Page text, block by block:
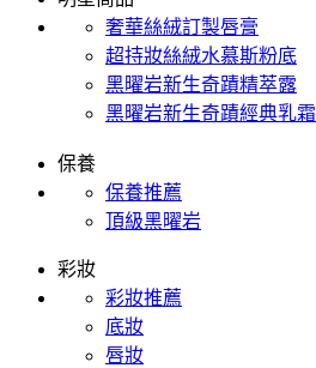
奢華絲絨訂製唇膏
超持妝絲絨水慕斯粉底
黑曜岩新生奇蹟精萃露
黑曜岩新生奇蹟經典乳霜
保養
保養推薦
頂級黑曜岩
彩妝
彩妝推薦
底妝
唇妝